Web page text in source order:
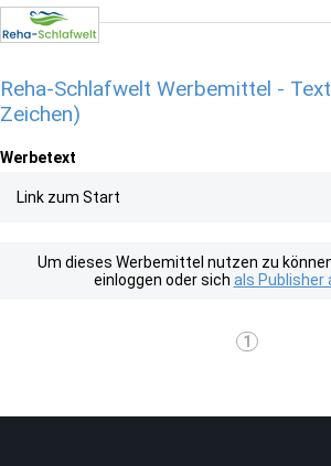
Reha-Schlafwelt Werbemittel -
Zeichen)
Werbetext
Link zum Start
Um dieses Werbemittel nutzen zu
einloggen oder sich als Publisher
1